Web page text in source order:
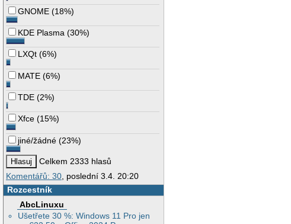
GNOME (18%)
KDE Plasma (30%)
LXQt (6%)
MATE (6%)
TDE (2%)
Xfce (15%)
jiné/žádné (23%)
Celkem 2333 hlasů
Komentářů: 30, poslední 3.4. 20:20
Rozcestník
AbcLinuxu
Ušetřete 30 %: Windows 11 Pro jen